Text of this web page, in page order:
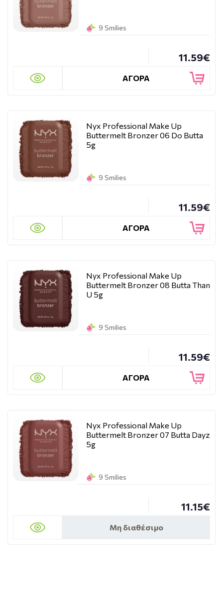
9 Smilies
11.59€
ΑΓΟΡΑ
Nyx Professional Make Up
Buttermelt Bronzer 06 Do Butta
5g
9 Smilies
11.59€
ΑΓΟΡΑ
Nyx Professional Make Up
Buttermelt Bronzer 08 Butta Than
U 5g
9 Smilies
11.59€
ΑΓΟΡΑ
Nyx Professional Make Up
Buttermelt Bronzer 07 Butta Dayz
5g
9 Smilies
11.15€
Μη διαθέσιμο